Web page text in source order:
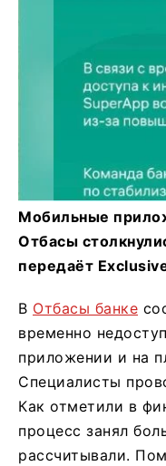
Мобильные
Отбасы
передаёт
В Отбасы банке
временно
приложении и на
Специалисты
Как отметили в
процесс занял
рассчитывали.